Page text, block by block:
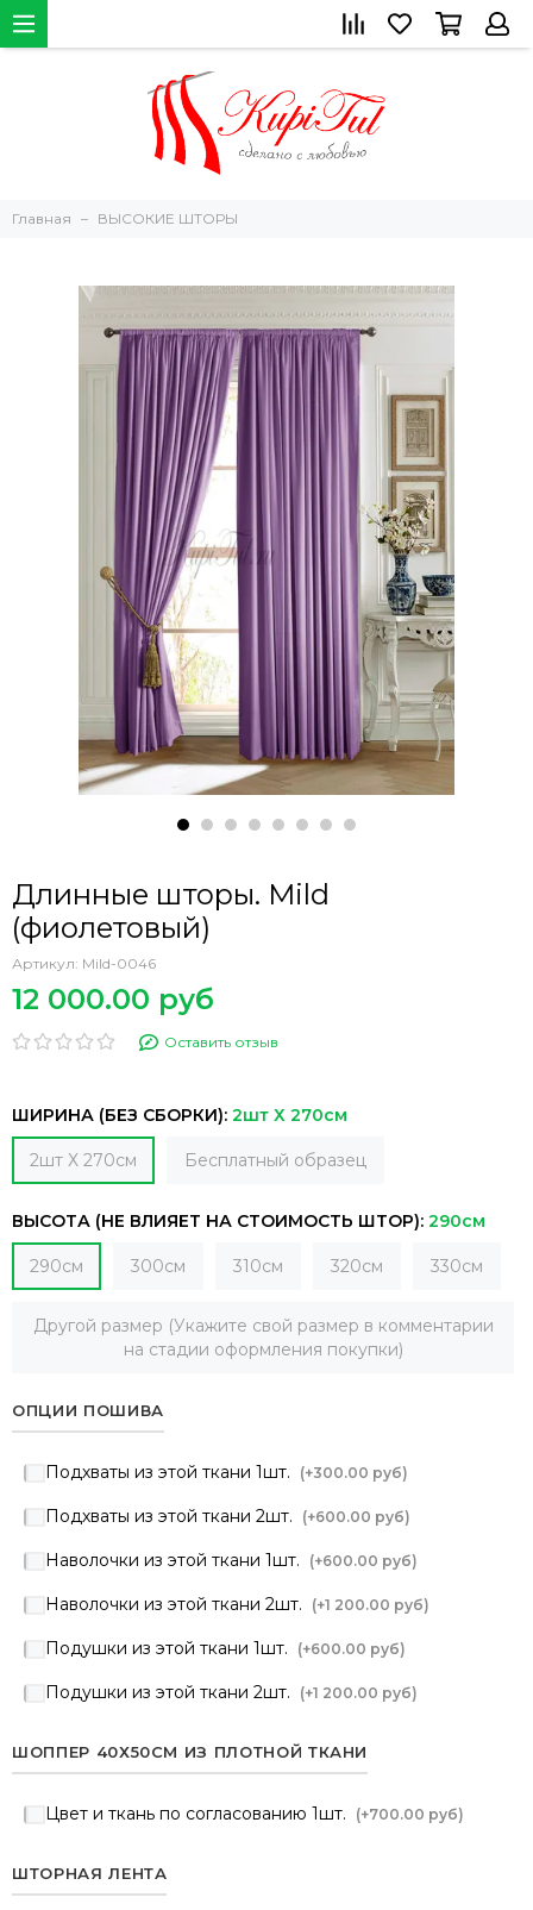
Главная ВЫСОКИЕ ШТОРЫ
Длинные шторы. Mild
(фиолетовый)
Артикул: Mild-0046
12 000.00 руб
Оставить отзыв
ШИРИНА (БЕЗ СБОРКИ): 2шт Х 270см
2шт Х 270см Бесплатный образец
ВЫСОТА (НЕ ВЛИЯЕТ НА СТОИМОСТЬ ШТОР): 290см
290см 300см 310см 320см 330см
Другой размер (Укажите свой размер в комментарии
на стадии оформления покупки)
ОПЦИИ ПОШИВА
Подхваты из этой ткани 1шт. (+300.00 руб)
Подхваты из этой ткани 2шт. (+600.00 руб)
Наволочки из этой ткани 1шт. (+600.00 руб)
Наволочки из этой ткани 2шт. (+1 200.00 руб)
Подушки из этой ткани 1шт. (+600.00 руб)
Подушки из этой ткани 2шт. (+1 200.00 руб)
ШОППЕР 40Х50СМ ИЗ ПЛОТНОЙ ТКАНИ
Цвет и ткань по согласованию 1шт. (+700.00 руб)
ШТОРНАЯ ЛЕНТА